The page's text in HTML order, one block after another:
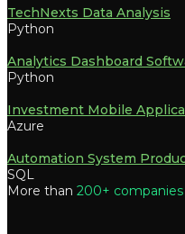
TechNexts Data Analysis
Python
Analytics Dashboard
Python
Investment Mobile
Azure
Automation System
SQL
More than 200+ companies